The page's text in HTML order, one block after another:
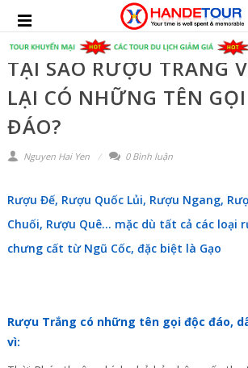
TẠI SAO RƯỢU TRẮNG
LẠI CÓ NHỮNG TÊN
ĐÁO?
Nguyen Hai Yen 0 Bình luận
Rượu Đế, Rượu Quốc Lủi, Rượu Ngang,
Chuối, Rượu Quê… mặc dù tất cả các loại
chưng cất từ Ngũ Cốc, đặc biệt là Gạo
Rượu Trắng có những tên gọi độc đáo,
vì: